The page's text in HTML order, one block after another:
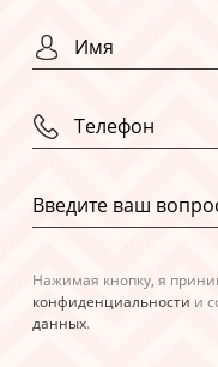
Нажимая кнопку, я
конфиденциальности и
данных.